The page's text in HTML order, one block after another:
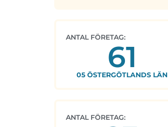
ANTAL FÖRETAG:
61
05 ÖSTERGÖTLANDS LÄN
ANTAL FÖRETAG: